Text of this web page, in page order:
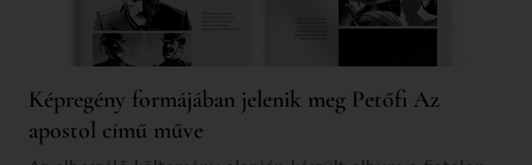
Képregény formájában jelenik meg Petőfi Az
apostol című műve